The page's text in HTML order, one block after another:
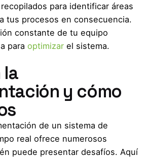
para identificar áreas
tus procesos en consecuencia.
constante de tu equipo
para optimizar el sistema.
la
y cómo
de un sistema de
real ofrece numerosos
puede presentar desafíos. Aquí